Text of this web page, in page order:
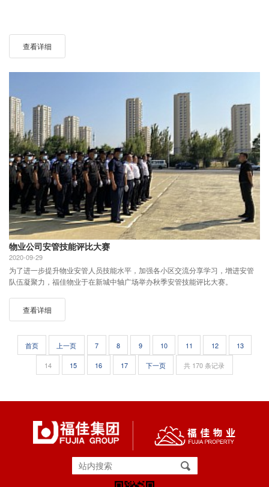
查看详细
物业公司安管技能评比大赛
2020-09-29
为了进一步提升物业安管人员技能水平，加强各小区交流分享学习，增进安管
队伍凝聚力，福佳物业于在新城中轴广场举办秋季安管技能评比大赛。
查看详细
首页 上一页 7 8 9 10 11 12 13
14 15 16 17 下一页 共 170 条记录